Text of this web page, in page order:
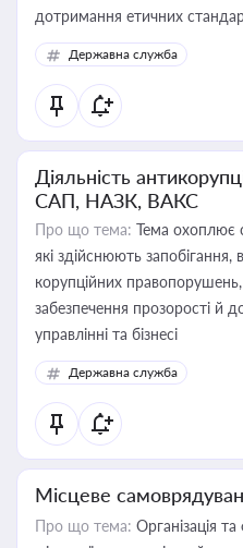
дотримання етичних
Державна служба
Діяльність
САП, НАЗК, ВАКС
Про що тема: Тема охоплює
які здійснюють запобігання,
корупційних
забезпечення прозорості й
управлінні та бізнесі
Державна служба
Місцеве
Про що тема: Організація